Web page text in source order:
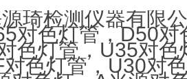
源琦检测仪器有限
对色灯管，D50对
色灯管， U35对色
对色灯管， U30对